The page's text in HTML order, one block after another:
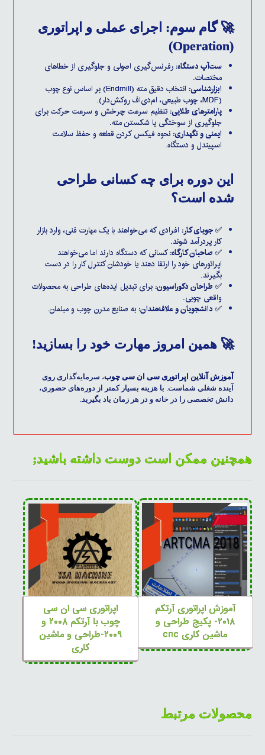
🚀 گام سوم: اجرای عملی و اپراتوری
(Operation)
ست‌آپ دستگاه:رفرنس‌گیری اصولی و جلوگیری از خطاهای
مختصات.
ابزارشناسی:
انتخاب دقیق مته (Endmill) بر اساس نوع چوب
(MDF، چوب طبیعی، ام‌دی‌اف روکش‌دار).
پارامترهای طلایی:تنظیم سرعت چرخش و سرعت حرکت برای
جلوگیری از سوختگی یا شکستن مته.
ایمنی و نگهداری:نحوه فیکس کردن قطعه و حفظ سلامت
اسپیندل و دستگاه.
این دوره برای چه کسانی طراحی
شده است؟
✅جویای کار: افرادی که می‌خواهند با یک مهارت فنی، وارد بازار
کار پردرآمد شوند.
✅ صاحبان کارگاه:کسانی که دستگاه دارند اما می‌خواهند
اپراتورهای خود را ارتقا دهند یا خودشان کنترل کار را در دست
بگیرند.
✅ طراحان دکوراسیون:برای تبدیل ایده‌های طراحی به محصولات
واقعی چوبی.
✅ دانشجویان و علاقه‌مندان:به صنایع مدرن چوب و مبلمان.
🚀 همین امروز مهارت خود را بسازید!
آموزش آنلاین اپراتوری سی ان سی چوب، سرمایه‌گذاری روی
آینده شغلی شماست. با هزینه بسیار کمتر از دوره‌های حضوری،
دانش تخصصی را در خانه و در هر زمان یاد بگیرید.
همچنین ممکن است دوست داشته باشید;
آموزش اپراتوری آرتکم
۲۰۱۸- پکیج طراحی و
ماشین کاری cnc
اپراتوری سی ان سی
چوب با آرتکم ۲۰۰۸ و
۲۰۰۹-طراحی و ماشین
کاری
محصولات مرتبط